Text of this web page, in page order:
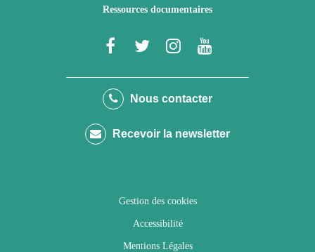
Ressources documentaires
Lien
le
Facebook
Lien
le
Twitter
Lien
le
Instagram
Youtube
Nous contacter
Recevoir la newsletter
Gestion des cookies
Accessibilité
Mentions Légales